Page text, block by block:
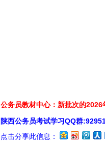
公务员教材中心：新批次的
陕西公务员考试学习QQ群
点击分享此信息：